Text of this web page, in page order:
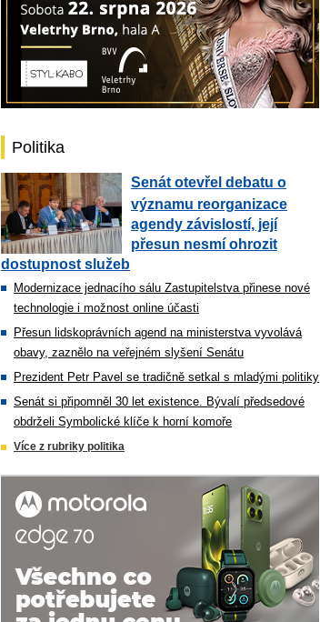
Politika
Senát otevřel debatu o
významu reorganizace
agendy závislostí, její
přesun nesmí ohrozit
dostupnost služeb
Modernizace jednacího sálu Zastupitelstva přinese nové
technologie i možnost online účasti
Přesun lidskoprávních agend na ministerstva vyvolává
obavy, zaznělo na veřejném slyšení Senátu
Prezident Petr Pavel se tradičně setkal s mladými politiky
Senát si připomněl 30 let existence. Bývalí předsedové
obdrželi Symbolické klíče k horní komoře
Více z rubriky politika